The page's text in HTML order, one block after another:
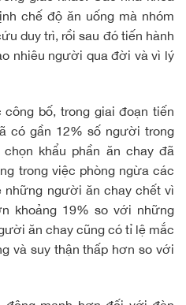
chế độ ăn uống mà nhóm
duy trì, rồi sau đó tiến hành
nhiêu người qua đời và vì lý
bố, trong giai đoạn tiến
có gần 12% số người trong
khẩu phần ăn chay đã
trong việc phòng ngừa các
những người ăn chay chết vì
khoảng 19% so với những
ăn chay cũng có tỉ lệ mắc
và suy thận thấp hơn so với